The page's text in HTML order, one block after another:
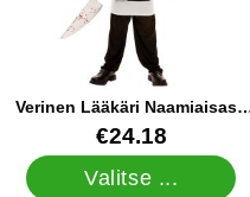
Verinen Lääkäri Naamiaisasu
Lapset
Tuote.nro 85882€24.18
Valitse ...